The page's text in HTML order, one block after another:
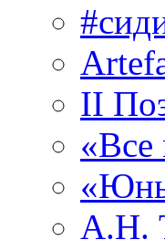
II
«Все
А.Н.